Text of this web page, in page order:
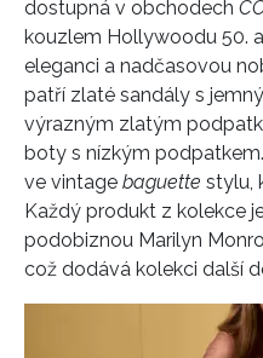
dostupná v obchodech
kouzlem Hollywoodu 50.
eleganci a nadčasovou
patří zlaté sandály s
výrazným zlatým
boty s nízkým
ve vintage baguette stylu,
Každý produkt z kolekce
podobiznou Marilyn
což dodává kolekci další